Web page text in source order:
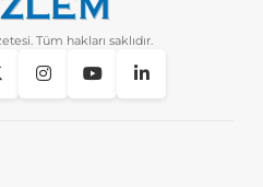
Tüm hakları saklıdır.